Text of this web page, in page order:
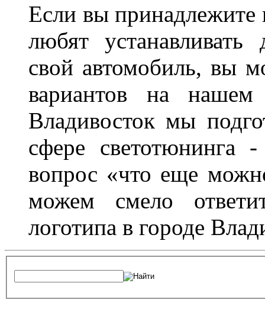
Если вы принадлежите
любят устанавливать
свой автомобиль, вы
вариантов на
Владивосток мы
сфере светотюнинга
вопрос «что еще
можем смело
логотипа в городе